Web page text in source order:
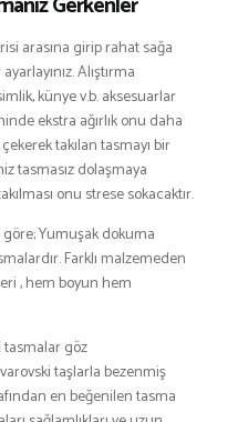
arasına girip rahat sağa
Alıştırma
künye v.b. aksesuarlar
ekstra ağırlık onu daha
takılan tasmayı bir
tasmasız dolaşmaya
onu strese sokacaktır.
göre; Yumuşak dokuma
Farklı malzemeden
, hem boyun hem
göz
taşlarla bezenmiş
en beğenilen tasma